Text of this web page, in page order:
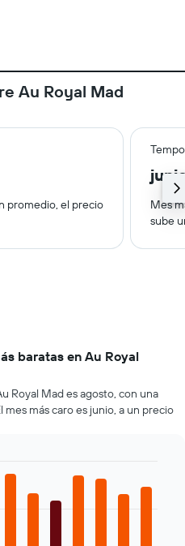
Au Royal Mad
promedio, el precio
Mes
sube
baratas en Au Royal
Royal Mad es agosto, con una
más caro es junio, a un precio